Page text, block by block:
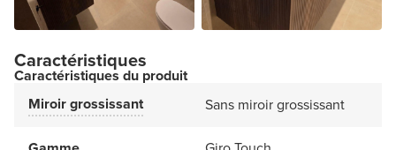
Caractéristiques
Caractéristiques du produit
Miroir grossissant
Sans miroir grossissant